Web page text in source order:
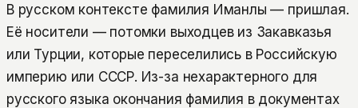
В русском контексте фамилия Иманлы — пришлая.
Её носители — потомки выходцев из Закавказья
или Турции, которые переселились в Российскую
империю или СССР. Из-за нехарактерного для
русского языка окончания фамилия в документах